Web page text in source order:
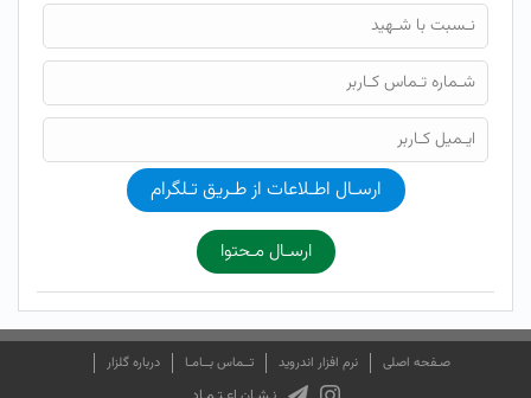
ارسـال اطـلاعات از طـریق تـلگرام
ارسـال مـحتوا
صـفحه اصلی نرم افزار اندروید تــماس بــامـا درباره گلزار